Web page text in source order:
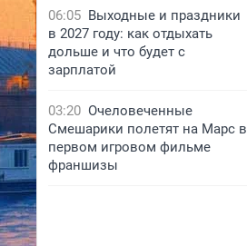
06:05 Выходные и праздники
в 2027 году: как отдыхать
дольше и что будет с
зарплатой
03:20 Очеловеченные
Смешарики полетят на Марс в
первом игровом фильме
франшизы